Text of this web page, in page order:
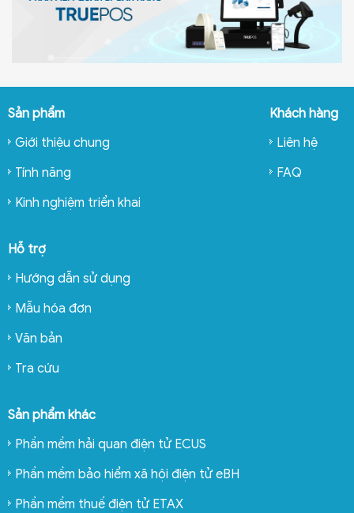
Sản phẩm
Giới thiệu chung
Tính năng
Kinh nghiệm triển khai
Khách hàng
Liên hệ
FAQ
Hỗ trợ
Hướng dẫn sử dụng
Mẫu hóa đơn
Văn bản
Tra cứu
Sản phẩm khác
Phần mềm hải quan điện tử ECUS
Phần mềm bảo hiểm xã hội điện tử eBH
Phần mềm thuế điện tử ETAX